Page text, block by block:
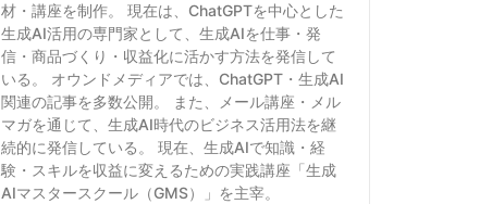
材・講座を制作。 現在は、ChatGPTを中心とした
生成AI活用の専門家として、生成AIを仕事・発
信・商品づくり・収益化に活かす方法を発信して
いる。 オウンドメディアでは、ChatGPT・生成AI
関連の記事を多数公開。 また、メール講座・メル
マガを通じて、生成AI時代のビジネス活用法を継
続的に発信している。 現在、生成AIで知識・経
験・スキルを収益に変えるための実践講座「生成
AIマスタースクール（GMS）」を主宰。